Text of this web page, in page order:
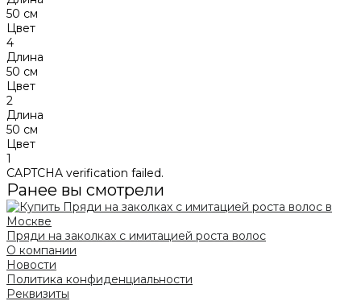
50 см
Цвет
4
Длина
50 см
Цвет
2
Длина
50 см
Цвет
1
CAPTCHA verification failed.
Ранее вы смотрели
Пряди на заколках с имитацией роста волос
О компании
Новости
Политика конфиденциальности
Реквизиты